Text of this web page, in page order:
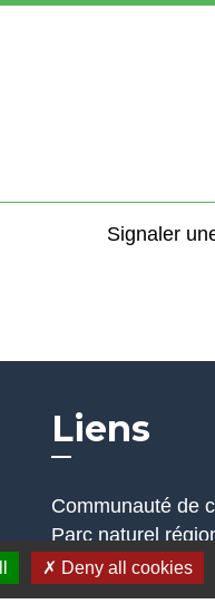
Signaler
Liens
Communauté de
Parc naturel
Service public
Portail des sites
Deny all cookies